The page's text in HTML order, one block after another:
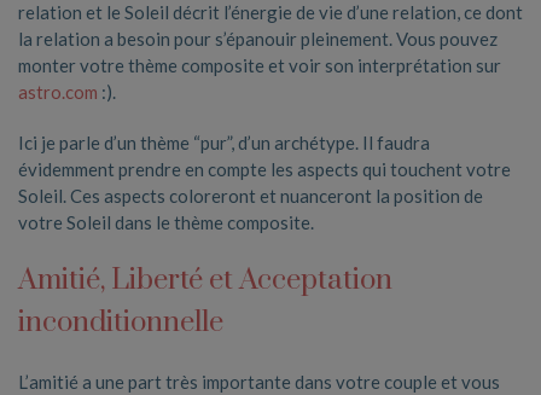
relation et le Soleil décrit l’énergie de vie d’une relation, ce dont
la relation a besoin pour s’épanouir pleinement. Vous pouvez
monter votre thème composite et voir son interprétation sur
astro.com :).
Ici je parle d’un thème “pur”, d’un archétype. Il faudra
évidemment prendre en compte les aspects qui touchent votre
Soleil. Ces aspects coloreront et nuanceront la position de
votre Soleil dans le thème composite.
Amitié, Liberté et Acceptation
inconditionnelle
L’amitié a une part très importante dans votre couple et vous